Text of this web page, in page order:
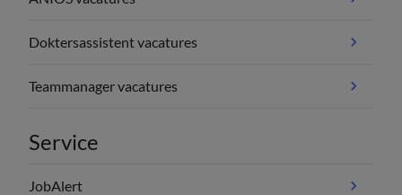
Doktersassistent vacatures
Teammanager vacatures
Service
JobAlert